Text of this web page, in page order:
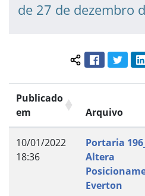
de 27 de dezembro
Compartilhar
FacebookTwitter
Publicado
em
Arquivo
10/01/2022
18:36
Portaria
Altera
Everton